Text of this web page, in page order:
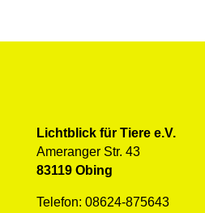
Lichtblick für Tiere e.V.
Ameranger Str. 43
83119 Obing
Telefon: 08624-875643